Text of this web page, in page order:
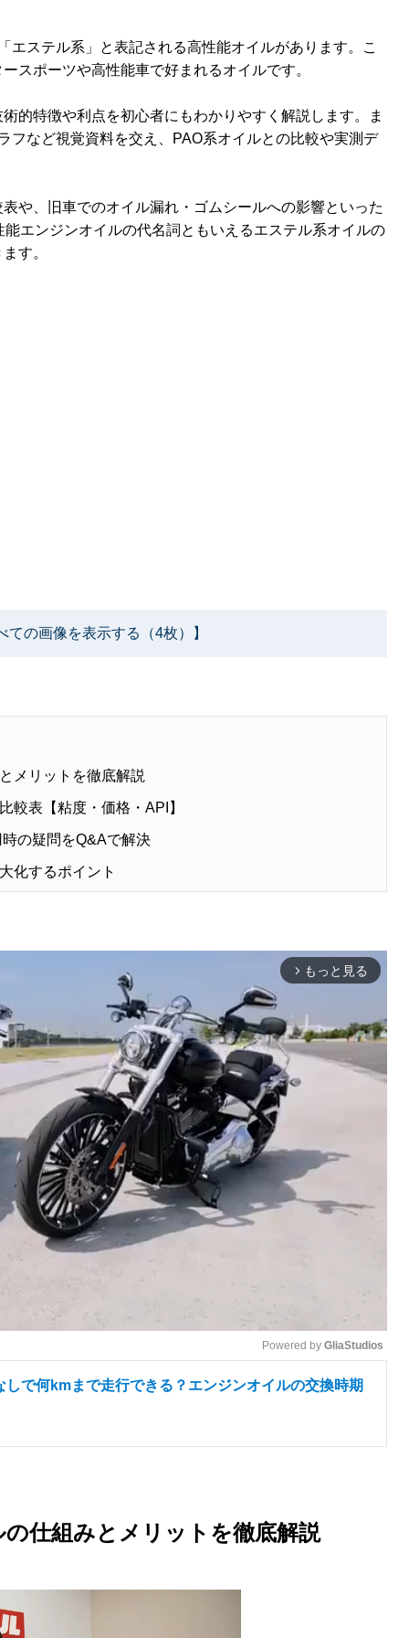
エステル系」と表記される高性能オイルがあります。こ
スポーツや高性能車で好まれるオイルです。
的特徴や利点を初心者にもわかりやすく解説します。ま
フなど視覚資料を交え、PAO系オイルとの比較や実測デ
や、旧車でのオイル漏れ・ゴムシールへの影響といった
エンジンオイルの代名詞ともいえるエステル系オイルの
す。
ての画像を表示する（4枚）】
メリットを徹底解説
較表【粘度・価格・API】
の疑問をQ&Aで解決
化するポイント
arrow_forward_ios もっと見る
t
Powered by GliaStudios
しで何kmまで走行できる？エンジンオイルの交換時期
仕組みとメリットを徹底解説